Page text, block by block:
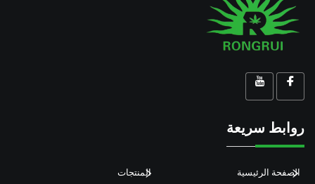
روابط سريعة
الصفحة الرئيسية المنتجات